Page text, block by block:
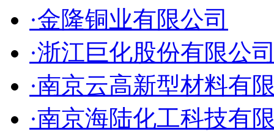
·金隆铜业有限公司
·浙江巨化股份有限公
·南京云高新型材料有
·南京海陆化工科技有